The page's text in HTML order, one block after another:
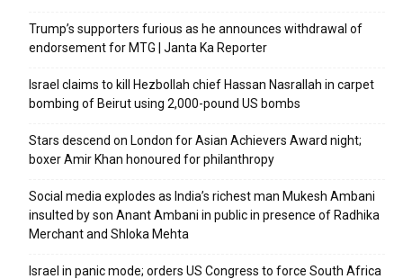
Trump’s supporters furious as he announces withdrawal of
endorsement for MTG | Janta Ka Reporter
Israel claims to kill Hezbollah chief Hassan Nasrallah in carpet
bombing of Beirut using 2,000-pound US bombs
Stars descend on London for Asian Achievers Award night;
boxer Amir Khan honoured for philanthropy
Social media explodes as India’s richest man Mukesh Ambani
insulted by son Anant Ambani in public in presence of Radhika
Merchant and Shloka Mehta
Israel in panic mode; orders US Congress to force South Africa